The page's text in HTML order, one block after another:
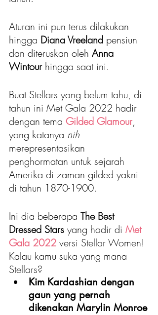
Aturan ini pun terus dilakukan
hingga Diana Vreeland pensiun
dan diteruskan oleh Anna
Wintour hingga saat ini.
Buat Stellars yang belum tahu, di
tahun ini Met Gala 2022 hadir
dengan tema Gilded Glamour,
yang katanya nih
merepresentasikan
penghormatan untuk sejarah
Amerika di zaman gilded yakni
di tahun 1870-1900.
Ini dia beberapa The Best
Dressed Stars yang hadir di Met
Gala 2022 versi Stellar Women!
Kalau kamu suka yang mana
Stellars?
Kim Kardashian dengan
gaun yang pernah
dikenakan Marylin Monroe